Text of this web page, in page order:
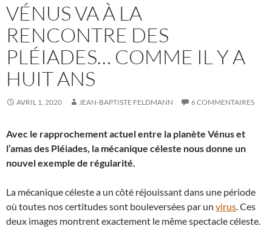
VÉNUS VA À LA
RENCONTRE DES
PLÉIADES… COMME IL Y A
HUIT ANS
AVRIL 1, 2020 JEAN-BAPTISTE FELDMANN 6 COMMENTAIRES
Avec le rapprochement actuel entre la planète Vénus et
l’amas des Pléiades, la mécanique céleste nous donne un
nouvel exemple de régularité.
La mécanique céleste a un côté réjouissant dans une période
où toutes nos certitudes sont bouleversées par un virus. Ces
deux images montrent exactement le même spectacle céleste.